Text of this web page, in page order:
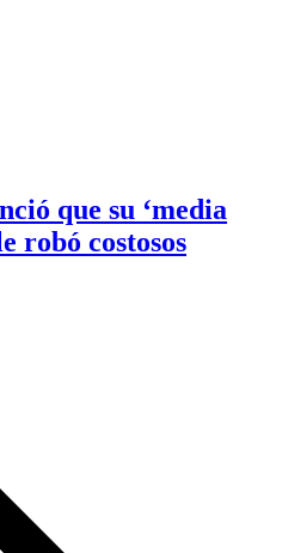
que su ‘media
robó costosos